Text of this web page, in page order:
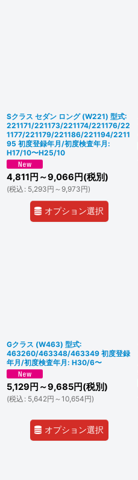
Sクラス セダン ロング (W221) 型式:
221171/221173/221174/221176/22
1177/221179/221186/221194/2211
95 初度登録年月/初度検査年月:
H17/10〜H25/10
4,811 円 ～9,066 円(税別)
(税込 : 5,293円 ～9,973円)
オプション選択
Gクラス (W463) 型式:
463260/463348/463349 初度登録
年月/初度検査年月: H30/6〜
5,129 円 ～9,685円(税別)
(税込 : 5,642円 ～10,654円)
オプション選択